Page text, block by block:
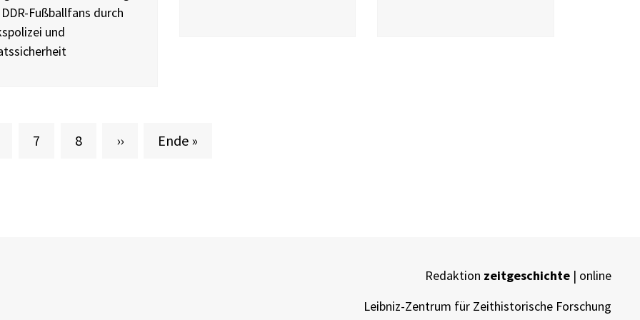
Fußballfans durch
und
Seite
7 Seite
8 Nächste Seite
›› Letzte Seite
Ende »
Redaktion zeitgeschichte | online
Leibniz-Zentrum für Zeithistorische Forschung